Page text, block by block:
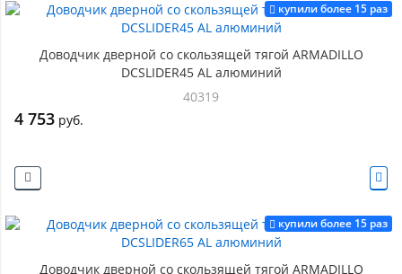
купили более 15 раз
Доводчик дверной со скользящей тягой ARMADILLO
DCSLIDER45 AL алюминий
40319
4 753 руб.
купили более 15 раз
Доводчик дверной со скользящей тягой ARMADILLO